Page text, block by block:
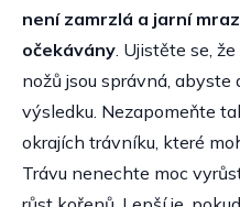
není zamrzlá a jarní
očekávány. Ujistěte se,
nožů jsou správná, abyste
výsledku. Nezapomeňte
okrajích trávníku, které
Trávu nenechte moc